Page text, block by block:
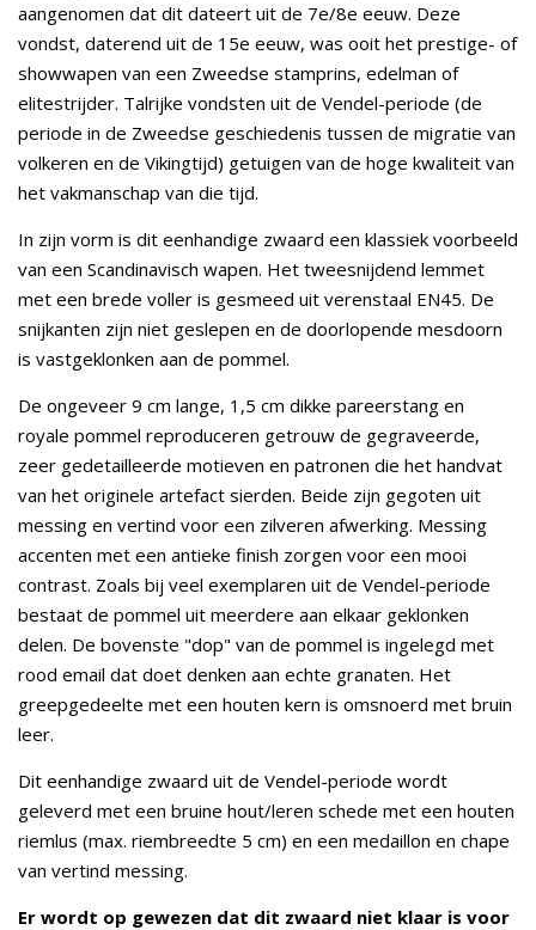
aangenomen dat dit dateert uit de 7e/8e eeuw. Deze
vondst, daterend uit de 15e eeuw, was ooit het prestige- of
showwapen van een Zweedse stamprins, edelman of
elitestrijder. Talrijke vondsten uit de Vendel-periode (de
periode in de Zweedse geschiedenis tussen de migratie van
volkeren en de Vikingtijd) getuigen van de hoge kwaliteit van
het vakmanschap van die tijd.
In zijn vorm is dit eenhandige zwaard een klassiek voorbeeld
van een Scandinavisch wapen. Het tweesnijdend lemmet
met een brede voller is gesmeed uit verenstaal EN45. De
snijkanten zijn niet geslepen en de doorlopende mesdoorn
is vastgeklonken aan de pommel.
De ongeveer 9 cm lange, 1,5 cm dikke pareerstang en
royale pommel reproduceren getrouw de gegraveerde,
zeer gedetailleerde motieven en patronen die het handvat
van het originele artefact sierden. Beide zijn gegoten uit
messing en vertind voor een zilveren afwerking. Messing
accenten met een antieke finish zorgen voor een mooi
contrast. Zoals bij veel exemplaren uit de Vendel-periode
bestaat de pommel uit meerdere aan elkaar geklonken
delen. De bovenste "dop" van de pommel is ingelegd met
rood email dat doet denken aan echte granaten. Het
greepgedeelte met een houten kern is omsnoerd met bruin
leer.
Dit eenhandige zwaard uit de Vendel-periode wordt
geleverd met een bruine hout/leren schede met een houten
riemlus (max. riembreedte 5 cm) en een medaillon en chape
van vertind messing.
Er wordt op gewezen dat dit zwaard niet klaar is voor